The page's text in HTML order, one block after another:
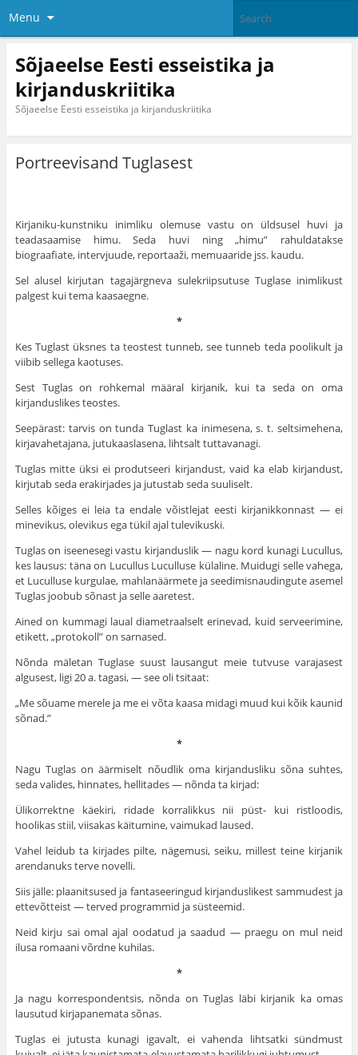
Menu
Sõjaeelse Eesti esseistika ja
kirjanduskriitika
Sõjaeelse Eesti esseistika ja kirjanduskriitika
Portreevisand Tuglasest
Kirjaniku-kunstniku inimliku olemuse vastu on üldsusel huvi ja
teadasaamise himu. Seda huvi ning „himu” rahuldatakse
biograafiate, intervjuude, reportaaži, memuaaride jss. kaudu.
Sel alusel kirjutan tagajärgneva sulekriipsutuse Tuglase inimlikust
palgest kui tema kaasaegne.
*
Kes Tuglast üksnes ta teostest tunneb, see tunneb teda poolikult ja
viibib sellega kaotuses.
Sest Tuglas on rohkemal määral kirjanik, kui ta seda on oma
kirjanduslikes teostes.
Seepärast: tarvis on tunda Tuglast ka inimesena, s. t. seltsimehena,
kirjavahetajana, jutukaaslasena, lihtsalt tuttavanagi.
Tuglas mitte üksi ei produtseeri kirjandust, vaid ka elab kirjandust,
kirjutab seda erakirjades ja jutustab seda suuliselt.
Selles kõiges ei leia ta endale võistlejat eesti kirjanikkonnast — ei
minevikus, olevikus ega tükil ajal tulevikuski.
Tuglas on iseenesegi vastu kirjanduslik — nagu kord kunagi Lucullus,
kes lausus: täna on Lucullus Luculluse külaline. Muidugi selle vahega,
et Luculluse kurgulae, mahlanäärmete ja seedimisnaudingute asemel
Tuglas joobub sõnast ja selle aaretest.
Ained on kummagi laual diametraalselt erinevad, kuid serveerimine,
etikett, „protokoll” on sarnased.
Nõnda mäletan Tuglase suust lausangut meie tutvuse varajasest
algusest, ligi 20 a. tagasi, — see oli tsitaat:
„Me sõuame merele ja me ei võta kaasa midagi muud kui kõik kaunid
sõnad.”
*
Nagu Tuglas on äärmiselt nõudlik oma kirjandusliku sõna suhtes,
seda valides, hinnates, hellitades — nõnda ta kirjad:
Ülikorrektne käekiri, ridade korralikkus nii püst- kui ristloodis,
hoolikas stiil, viisakas käitumine, vaimukad laused.
Vahel leidub ta kirjades pilte, nägemusi, seiku, millest teine kirjanik
arendanuks terve novelli.
Siis jälle: plaanitsused ja fantaseeringud kirjanduslikest sammudest ja
ettevõtteist — terved programmid ja süsteemid.
Neid kirju sai omal ajal oodatud ja saadud — praegu on mul neid
ilusa romaani võrdne kuhilas.
*
Ja nagu korrespondentsis, nõnda on Tuglas läbi kirjanik ka omas
lausutud kirjapanemata sõnas.
Tuglas ei jutusta kunagi igavalt, ei vahenda lihtsatki sündmust